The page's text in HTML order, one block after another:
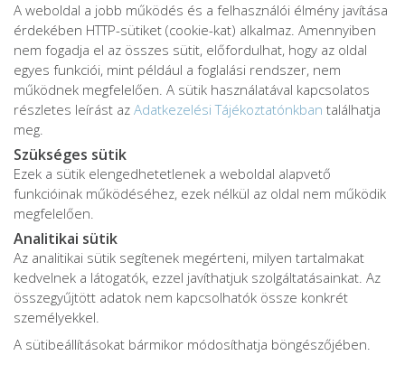
Adatkezelési tájékoztató
Adatvédelmi tájékoztató
Impresszum
Karrier
A weboldal a jobb működés és a felhasználói élmény javítása
érdekében HTTP-sütiket (cookie-kat) alkalmaz. Amennyiben
nem fogadja el az összes sütit, előfordulhat, hogy az oldal
egyes funkciói, mint például a foglalási rendszer, nem
működnek megfelelően. A sütik használatával kapcsolatos
részletes leírást az Adatkezelési Tájékoztatónkban találhatja
meg.
Szükséges sütik
Ezek a sütik elengedhetetlenek a weboldal alapvető
funkcióinak működéséhez, ezek nélkül az oldal nem működik
megfelelően.
Analitikai sütik
Az analitikai sütik segítenek megérteni, milyen tartalmakat
kedvelnek a látogatók, ezzel javíthatjuk szolgáltatásainkat. Az
összegyűjtött adatok nem kapcsolhatók össze konkrét
személyekkel.
A sütibeállításokat bármikor módosíthatja böngészőjében.